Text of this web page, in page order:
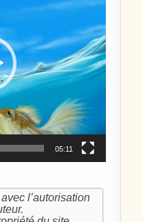
05:11
l’autorisation